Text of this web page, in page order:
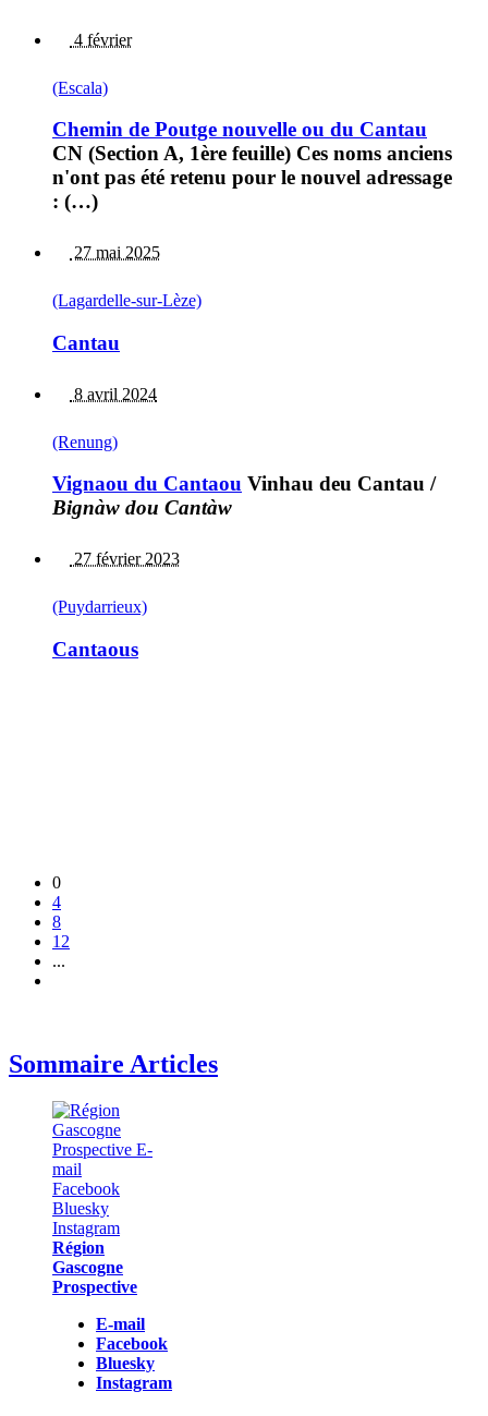
4 février
(Escala)
Chemin de Poutge nouvelle ou du Cantau
CN (Section A, 1ère feuille) Ces noms anciens
n'ont pas été retenu pour le nouvel adressage
: (…)
27 mai 2025
(Lagardelle-sur-Lèze)
Cantau
8 avril 2024
(Renung)
Vignaou du Cantaou Vinhau deu Cantau /
Bignàw dou Cantàw
27 février 2023
(Puydarrieux)
Cantaous
0
4
8
12
...
Sommaire Articles
Région
Gascogne
Prospective
E-mail
Facebook
Bluesky
Instagram